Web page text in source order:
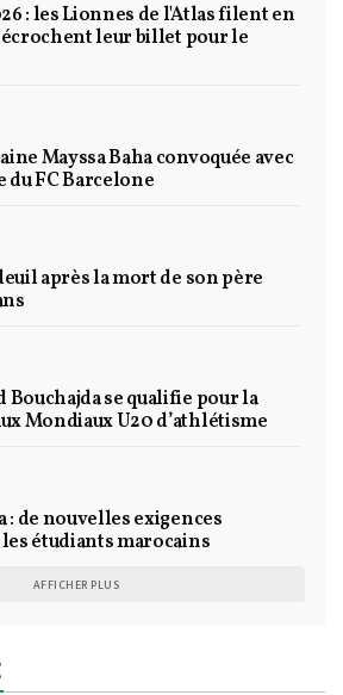
: les Lionnes de l'Atlas filent en
leur billet pour le
Mayssa Baha convoquée avec
du FC Barcelone
après la mort de son père
Bouchajda se qualifie pour la
Mondiaux U20 d’athlétisme
: de nouvelles exigences
étudiants marocains
AFFICHER PLUS